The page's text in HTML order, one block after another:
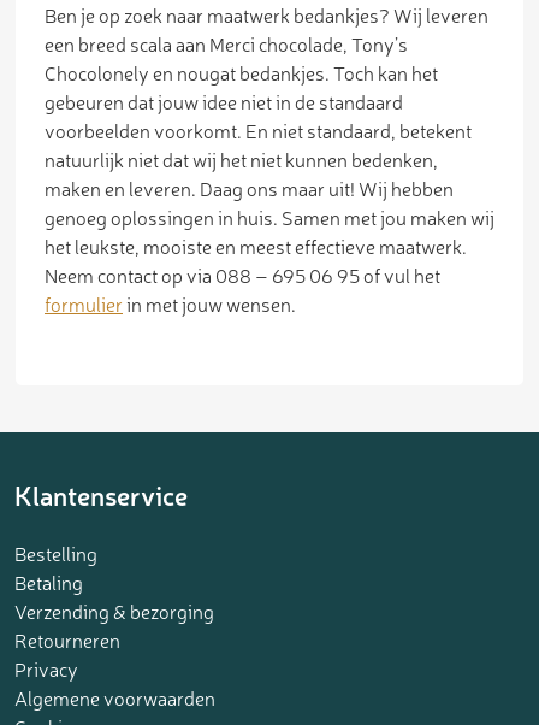
Ben je op zoek naar maatwerk bedankjes? Wij leveren
een breed scala aan Merci chocolade, Tony’s
Chocolonely en nougat bedankjes. Toch kan het
gebeuren dat jouw idee niet in de standaard
voorbeelden voorkomt. En niet standaard, betekent
natuurlijk niet dat wij het niet kunnen bedenken,
maken en leveren. Daag ons maar uit! Wij hebben
genoeg oplossingen in huis. Samen met jou maken wij
het leukste, mooiste en meest effectieve maatwerk.
Neem contact op via 088 – 695 06 95 of vul het
formulierin met jouw wensen.
Klantenservice
Bestelling
Betaling
Verzending & bezorging
Retourneren
Privacy
Algemene voorwaarden